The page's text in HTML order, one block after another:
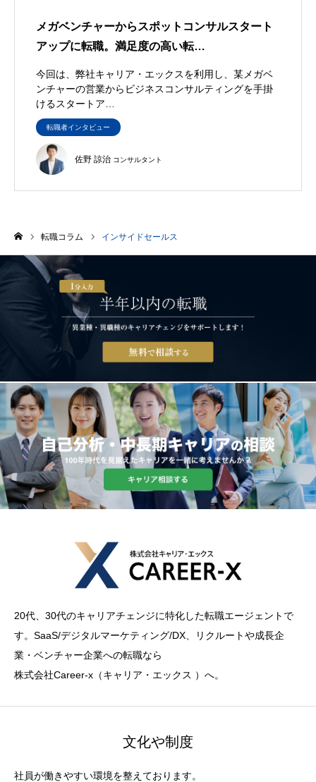
メガベンチャーからスポットコンサルスタート
アップに転職。満足度の高い転…
今回は、弊社キャリア・エックスを利用し、某メガベ
ンチャーの営業からビジネスコンサルティングを手掛
けるスタートア…
転職者インタビュー
佐野 諒治 コンサルタント
転職コラム インサイドセールス
20代、30代のキャリアチェンジに特化した転職エージェントで
す。SaaS/デジタルマーケティング/DX、リクルートや成長企
業・ベンチャー企業への転職なら
株式会社Career-x（キャリア・エックス ）へ。
文化や制度
社員が働きやすい環境を整えております。